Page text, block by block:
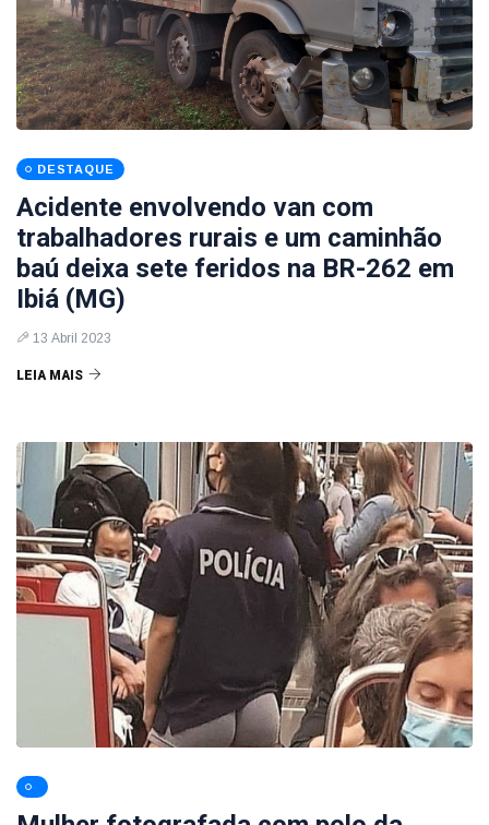
DESTAQUE
Acidente envolvendo van com
trabalhadores rurais e um caminhão
baú deixa sete feridos na BR-262 em
Ibiá (MG)
13 Abril 2023
LEIA MAIS